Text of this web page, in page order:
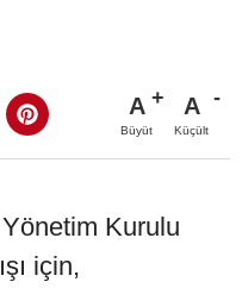
A
Büyüt
A
Küçült
Kurulu
için,